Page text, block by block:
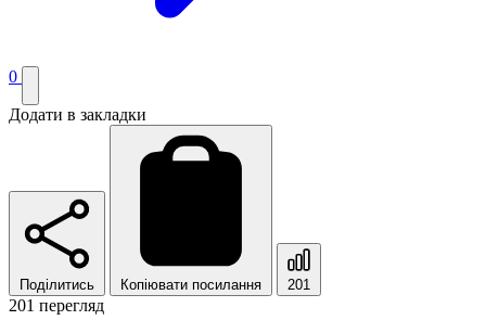
0
Додати в закладки
Поділитись Копіювати посилання 201
201 перегляд